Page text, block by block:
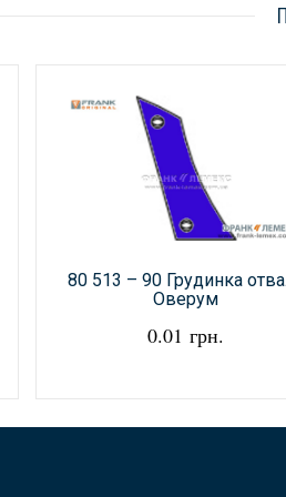
80 513 – 90 Грудинка
Оверум
0.01 грн.